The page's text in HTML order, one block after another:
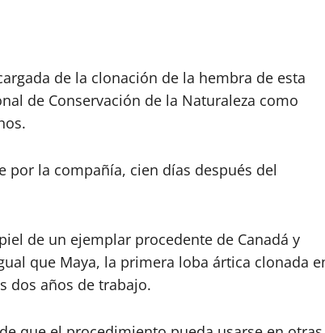
de la clonación de la hembra de esta
de Conservación de la Naturaleza como
por la compañía, cien días después del
de un ejemplar procedente de Canadá y
que Maya, la primera loba ártica clonada
dos años de trabajo.